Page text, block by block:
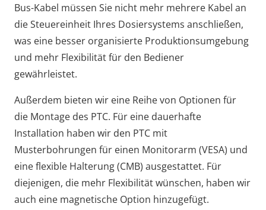
Bus-Kabel müssen Sie nicht mehr mehrere Kabel an
die Steuereinheit Ihres Dosiersystems anschließen,
was eine besser organisierte Produktionsumgebung
und mehr Flexibilität für den Bediener
gewährleistet.
Außerdem bieten wir eine Reihe von Optionen für
die Montage des PTC. Für eine dauerhafte
Installation haben wir den PTC mit
Musterbohrungen für einen Monitorarm (VESA) und
eine flexible Halterung (CMB) ausgestattet. Für
diejenigen, die mehr Flexibilität wünschen, haben wir
auch eine magnetische Option hinzugefügt.